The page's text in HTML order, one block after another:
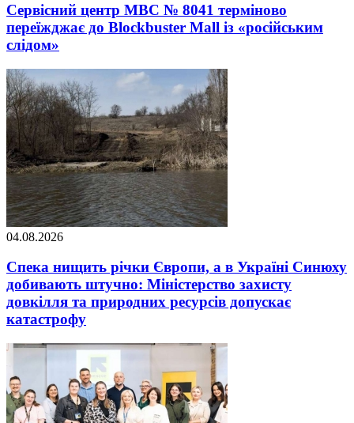
Сервісний центр МВС № 8041 терміново
переїжджає до Blockbuster Mall із «російським
слідом»
04.08.2026
Спека нищить річки Європи, а в Україні Синюху
добивають штучно: Міністерство захисту
довкілля та природних ресурсів допускає
катастрофу